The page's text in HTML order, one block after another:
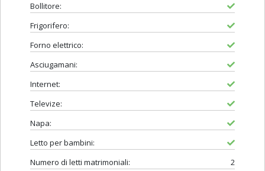
Bollitore:
Frigorifero:
Forno elettrico:
Asciugamani:
Internet:
Televize:
Napa:
Letto per bambini:
Numero di letti matrimoniali:
2